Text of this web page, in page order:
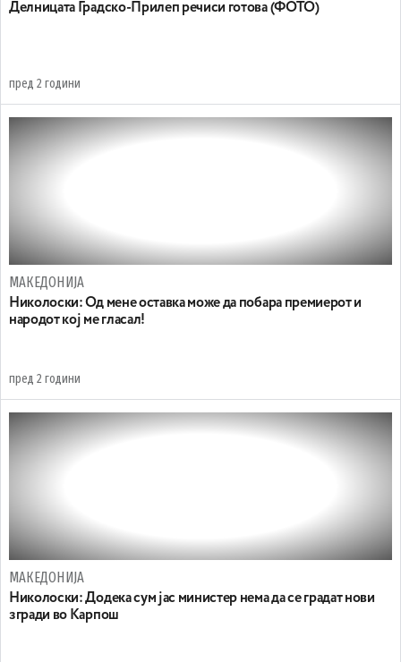
Делницата Градско-Прилеп речиси готова (ФОТО)
пред 2 години
МАКЕДОНИЈА
Николоски: Од мене оставка може да побара премиерот и
народот кој ме гласал!
пред 2 години
МАКЕДОНИЈА
Николоски: Додека сум јас министер нема да се градат нови
згради во Карпош